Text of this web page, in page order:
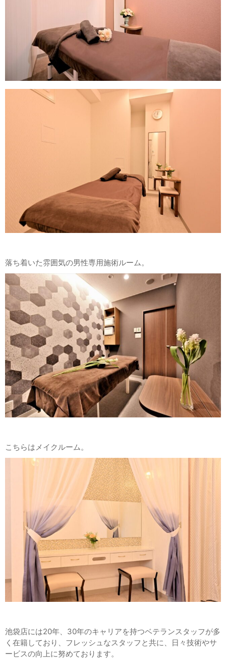
落ち着いた雰囲気の男性専用施術ルーム。
こちらはメイクルーム。
池袋店には20年、 30年のキャリアを持つベテランスタッフが多
く在籍しており、フレッシュなスタッフと共に、日々技術やサ
ービスの向上に努めております。